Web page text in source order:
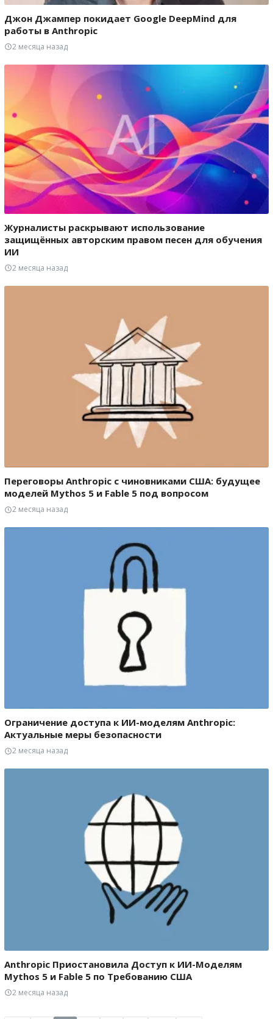
Джон Джампер покидает Google DeepMind для
работы в Anthropic
2 месяца назад
Журналисты раскрывают использование
защищённых авторским правом песен для обучения
ИИ
2 месяца назад
Переговоры Anthropic с чиновниками США: будущее
моделей Mythos 5 и Fable 5 под вопросом
2 месяца назад
Ограничение доступа к ИИ-моделям Anthropic:
Актуальные меры безопасности
2 месяца назад
Anthropic Приостановила Доступ к ИИ-Моделям
Mythos 5 и Fable 5 по Требованию США
2 месяца назад